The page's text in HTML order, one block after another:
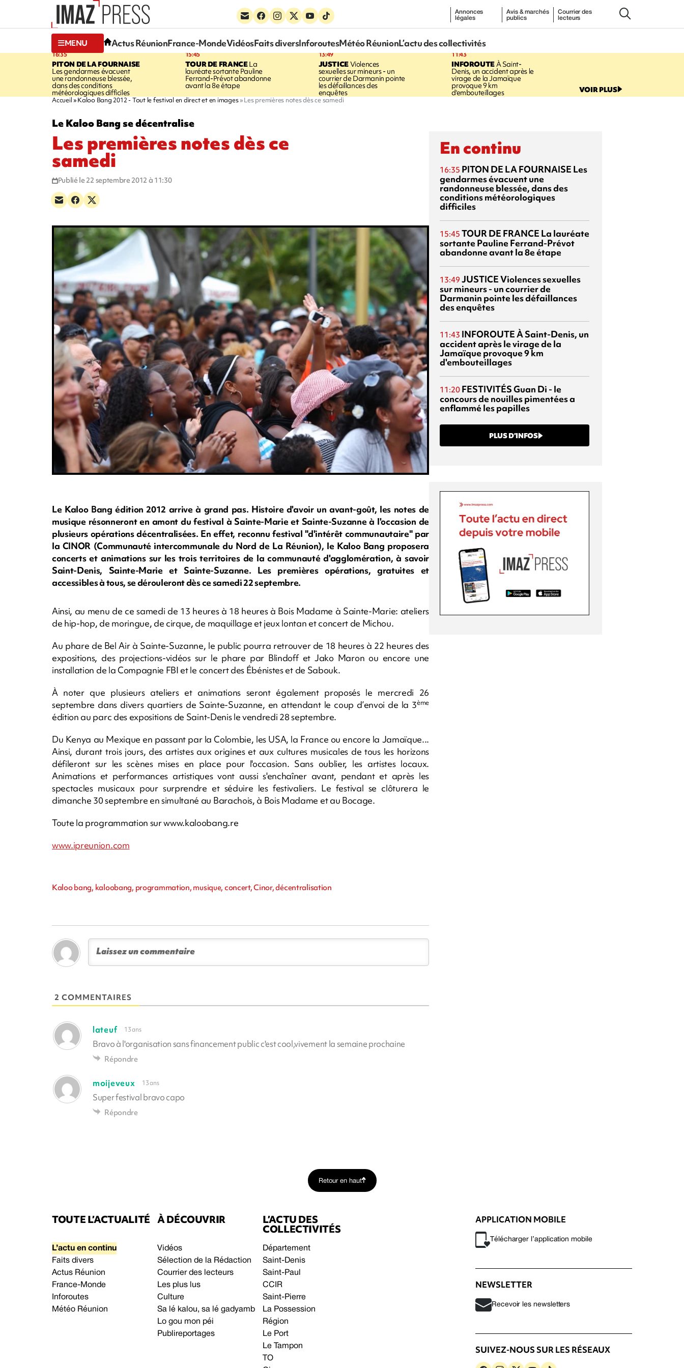
Annonces
légales
Avis & marchés
publics
Courrier des
lecteurs
MENU Actus RéunionFrance-MondeVidéosFaits diversInforoutesMétéo RéunionL’actu des collectivités
16:35
PITON DE LA FOURNAISE
Les gendarmes évacuent
une randonneuse blessée,
dans des conditions
météorologiques difficiles
15:45
TOUR DE FRANCELa
lauréate sortante Pauline
Ferrand-Prévot abandonne
avant la 8e étape
13:49
JUSTICEViolences
sexuelles sur mineurs - un
courrier de Darmanin pointe
les défaillances des
enquêtes
11:43
INFOROUTEÀ Saint-
Denis, un accident après le
virage de la Jamaïque
provoque 9 km
d'embouteillages VOIR PLUS
Accueil Kaloo Bang 2012 - Tout le festival en direct et en images Les premières notes dès ce samedi
Le Kaloo Bang se décentralise
Les premières notes dès ce
samedi
Publié le 22 septembre 2012 à 11:30
Le Kaloo Bang édition 2012 arrive à grand pas. Histoire d'avoir un avant-goût, les notes de
musique résonneront en amont du festival à Sainte-Marie et Sainte-Suzanne à l'occasion de
plusieurs opérations décentralisées. En effet, reconnu festival "d'intérêt communautaire" par
la CINOR (Communauté intercommunale du Nord de La Réunion), le Kaloo Bang proposera
concerts et animations sur les trois territoires de la communauté d'agglomération, à savoir
Saint-Denis, Sainte-Marie et Sainte-Suzanne. Les premières opérations, gratuites et
accessibles à tous, se dérouleront dès ce samedi 22 septembre.
Ainsi, au menu de ce samedi de 13 heures à 18 heures à Bois Madame à Sainte-Marie: ateliers
de hip-hop, de moringue, de cirque, de maquillage et jeux lontan et concert de Michou.
Au phare de Bel Air à Sainte-Suzanne, le public pourra retrouver de 18 heures à 22 heures des
expositions, des projections-vidéos sur le phare par Blindoff et Jako Maron ou encore une
installation de la Compagnie FBI et le concert des Ébénistes et de Sabouk.
À noter que plusieurs ateliers et animations seront également proposés le mercredi 26
septembre dans divers quartiers de Sainte-Suzanne, en attendant le coup d’envoi de la 3ème
édition au parc des expositions de Saint-Denis le vendredi 28 septembre.
Du Kenya au Mexique en passant par la Colombie, les USA, la France ou encore la Jamaïque...
Ainsi, durant trois jours, des artistes aux origines et aux cultures musicales de tous les horizons
défileront sur les scènes mises en place pour l'occasion. Sans oublier, les artistes locaux.
Animations et performances artistiques vont aussi s'enchaîner avant, pendant et après les
spectacles musicaux pour surprendre et séduire les festivaliers. Le festival se clôturera le
dimanche 30 septembre en simultané au Barachois, à Bois Madame et au Bocage.
Toute la programmation sur www.kaloobang.re
www.ipreunion.com
Kaloo bang, kaloobang, programmation, musique, concert, Cinor, décentralisation
2 COMMENTAIRES
lateuf 13 ans
Bravo à l'organisation sans financement public c'est cool,vivement la semaine prochaine
Répondre
moijeveux 13 ans
Super festival bravo capo
Répondre
En continu
16:35 PITON DE LA FOURNAISE Les
gendarmes évacuent une
randonneuse blessée, dans des
conditions météorologiques
difficiles
15:45 TOUR DE FRANCE La lauréate
sortante Pauline Ferrand-Prévot
abandonne avant la 8e étape
13:49 JUSTICEViolences sexuelles
sur mineurs - un courrier de
Darmanin pointe les défaillances
des enquêtes
11:43 INFOROUTEÀ Saint-Denis, un
accident après le virage de la
Jamaïque provoque 9 km
d'embouteillages
11:20 FESTIVITÉSGuan Di - le
concours de nouilles pimentées a
enflammé les papilles
PLUS D’INFOS
Retour en haut
TOUTE L’ACTUALITÉ
L’actu en continu
Faits divers
Actus Réunion
France-Monde
Inforoutes
Météo Réunion
À DÉCOUVRIR
Vidéos
Sélection de la Rédaction
Courrier des lecteurs
Les plus lus
Culture
Sa lé kalou, sa lé gadyamb
Lo gou mon péi
Publireportages
L’ACTU DES
COLLECTIVITÉS
Département
Saint-Denis
Saint-Paul
CCIR
Saint-Pierre
La Possession
Région
Le Port
Le Tampon
TO
APPLICATION MOBILE
Télécharger l’application mobile
NEWSLETTER
Recevoir les newsletters
SUIVEZ-NOUS SUR LES RÉSEAUX